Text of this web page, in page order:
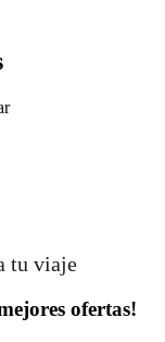
tu viaje
ofertas!